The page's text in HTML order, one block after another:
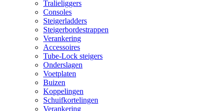
Tralieliggers
Consoles
Steigerladders
Steigerbordestrappen
Verankering
Accessoires
Tube-Lock steigers
Onderslagen
Voetplaten
Buizen
Koppelingen
Schuifkortelingen
Verankering